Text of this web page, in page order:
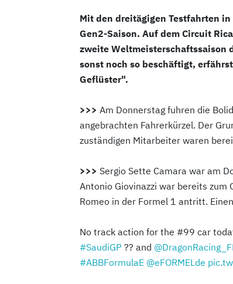
Mit den dreitägigen Testfahrten
Gen2-Saison. Auf dem Circuit
zweite Weltmeisterschaftssaison
sonst noch so beschäftigt,
Geflüster".
>>> Am Donnerstag fuhren die
angebrachten Fahrerkürzel. Der
zuständigen Mitarbeiter waren
>>> Sergio Sette Camara war am
Antonio Giovinazzi war bereits zum
Romeo in der Formel 1 antritt.
No track action for the #99 car
#SaudiGP ?? and
#ABBFormulaE @eFORMELde